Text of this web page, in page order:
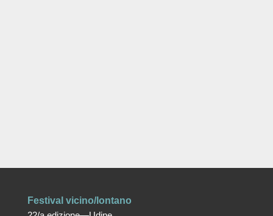
Festival vicino/lontano